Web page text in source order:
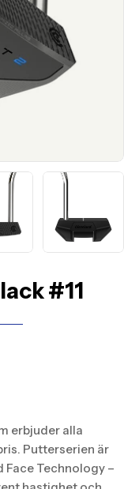
#11
erbjuder alla
Putterserien är
Face Technology –